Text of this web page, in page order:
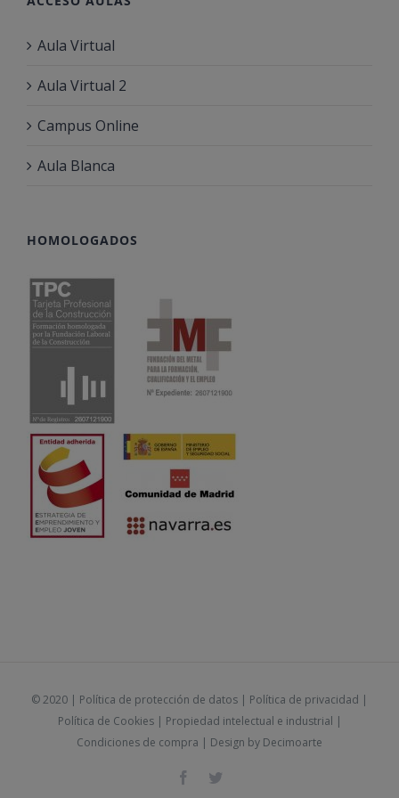
Aula Virtual
Aula Virtual 2
Campus Online
Aula Blanca
HOMOLOGADOS
© 2020 | Política de protección de datos | Política de privacidad |
Política de Cookies| Propiedad intelectual e industrial |
Condiciones de compra | Design by Decimoarte
Facebook